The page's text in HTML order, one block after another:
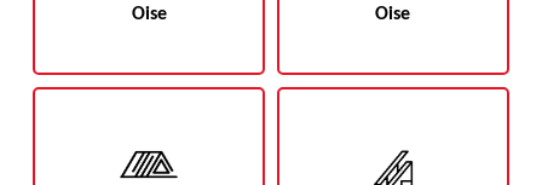
Oise
Oise